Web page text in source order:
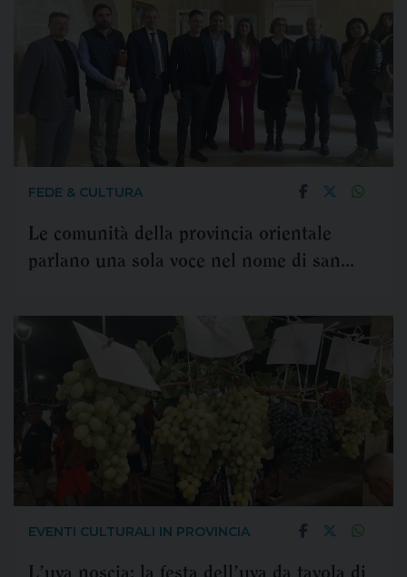
FEDE & CULTURA
Le comunità della provincia orientale
parlano una sola voce nel nome di san
EVENTI CULTURALI IN PROVINCIA
L’uva noscia: la festa dell’uva da tavola di